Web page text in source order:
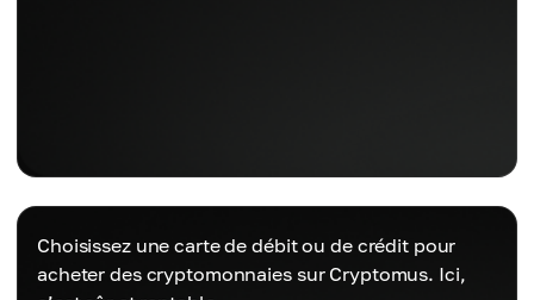
Choisissez une carte de débit ou de crédit pour
acheter des cryptomonnaies sur Cryptomus. Ici,